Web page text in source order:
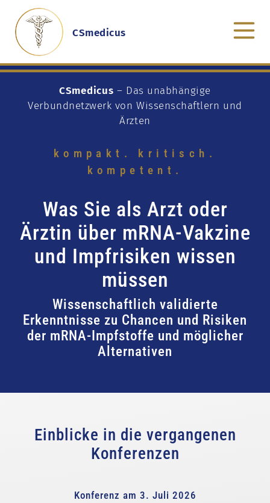
CSmedicus
CSmedicus – Das unabhängige
Verbundnetzwerk von Wissenschaftlern und
Ärzten
kompakt. kritisch.
kompetent.
Was Sie als Arzt oder
Ärztin über mRNA-Vakzine
und Impfrisiken wissen
müssen
Wissenschaftlich validierte
Erkenntnisse zu Chancen und Risiken
der mRNA-Impfstoffe und möglicher
Alternativen
Einblicke in die vergangenen
Konferenzen
Konferenz am 3. Juli 2026